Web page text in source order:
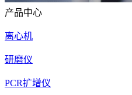
产品中心
离心机
研磨仪
PCR扩增仪